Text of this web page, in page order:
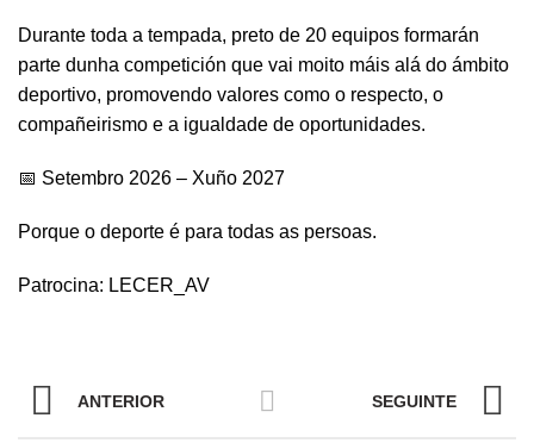
Durante toda a tempada, preto de 20 equipos formarán
parte dunha competición que vai moito máis alá do ámbito
deportivo, promovendo valores como o respecto, o
compañeirismo e a igualdade de oportunidades.
📅 Setembro 2026 – Xuño 2027
Porque o deporte é para todas as persoas.
Patrocina: LECER_AV
ANTERIOR SEGUINTE